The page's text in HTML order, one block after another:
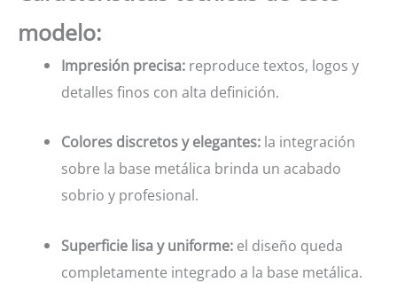
modelo:
Impresión precisa: reproduce textos, logos y
detalles finos con alta definición.
Colores discretos y elegantes: la integración
sobre la base metálica brinda un acabado
sobrio y profesional.
Superficie lisa y uniforme: el diseño queda
completamente integrado a la base metálica.